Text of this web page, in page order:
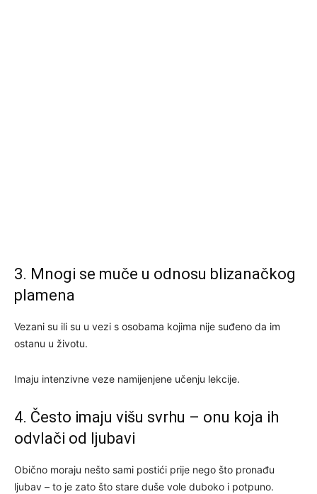
3. Mnogi se muče u odnosu blizanačkog
plamena
Vezani su ili su u vezi s osobama kojima nije suđeno da im
ostanu u životu.
Imaju intenzivne veze namijenjene učenju lekcije.
4. Često imaju višu svrhu – onu koja ih
odvlači od ljubavi
Obično moraju nešto sami postići prije nego što pronađu
ljubav – to je zato što stare duše vole duboko i potpuno.